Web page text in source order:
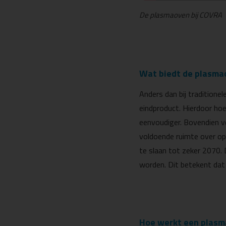
De plasmaoven bij COVRA
Wat biedt de
Anders dan bij
eindproduct. Hierdoor
eenvoudiger. Bovendien
voldoende ruimte over
te slaan tot zeker 2070.
worden. Dit betekent
Hoe werkt een